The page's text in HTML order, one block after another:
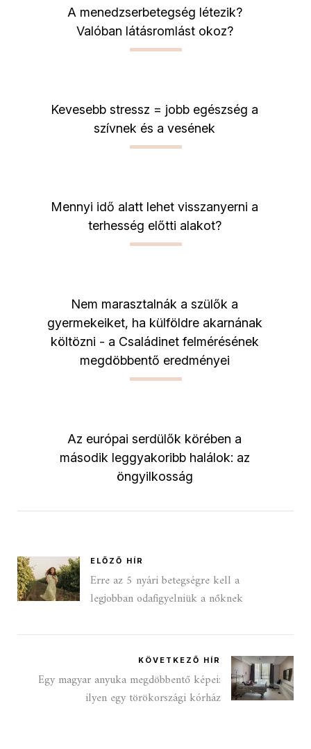
A menedzserbetegség létezik?
Valóban látásromlást okoz?
Kevesebb stressz = jobb egészség a
szívnek és a vesének
Mennyi idő alatt lehet visszanyerni a
terhesség előtti alakot?
Nem marasztalnák a szülők a
gyermekeiket, ha külföldre akarnának
költözni - a Családinet felmérésének
megdöbbentő eredményei
Az európai serdülők körében a
második leggyakoribb halálok: az
öngyilkosság
ELŐZŐ HÍR
Erre az 5 nyári betegségre kell a
legjobban odafigyelniük a nőknek
KÖVETKEZŐ HÍR
Egy magyar anyuka megdöbbentő képei:
ilyen egy törökországi kórház